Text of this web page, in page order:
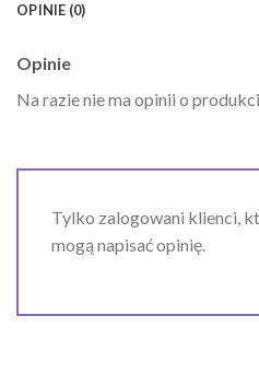
OPINIE (0)
Opinie
Na razie nie ma opinii o
Tylko zalogowani klienci,
mogą napisać opinię.